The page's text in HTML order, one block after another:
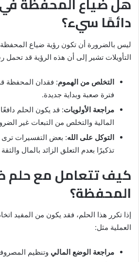
دائمًا سيء؟
ليس بالضرورة أن تكون رؤية ضياع
التأويلات تشير إلى أن هذه الرؤية قد تحمل
التخلص من الهموم: فقدان المحفظة
فترة صعبة وبداية جديدة.
مراجعة الأولويات: قد يكون الحلم دافعًا
المالية والتخلص من التبعات غير
التوكل على الله: بعض التفسيرات ترى
تذكيرًا بعدم التعلق الزائد بالمال
كيف تتعامل مع حلم
المحفظة؟
إذا تكرر هذا الحلم، فقد يكون من المفيد
العملية مثل:
مراجعة الوضع المالي وتنظيم